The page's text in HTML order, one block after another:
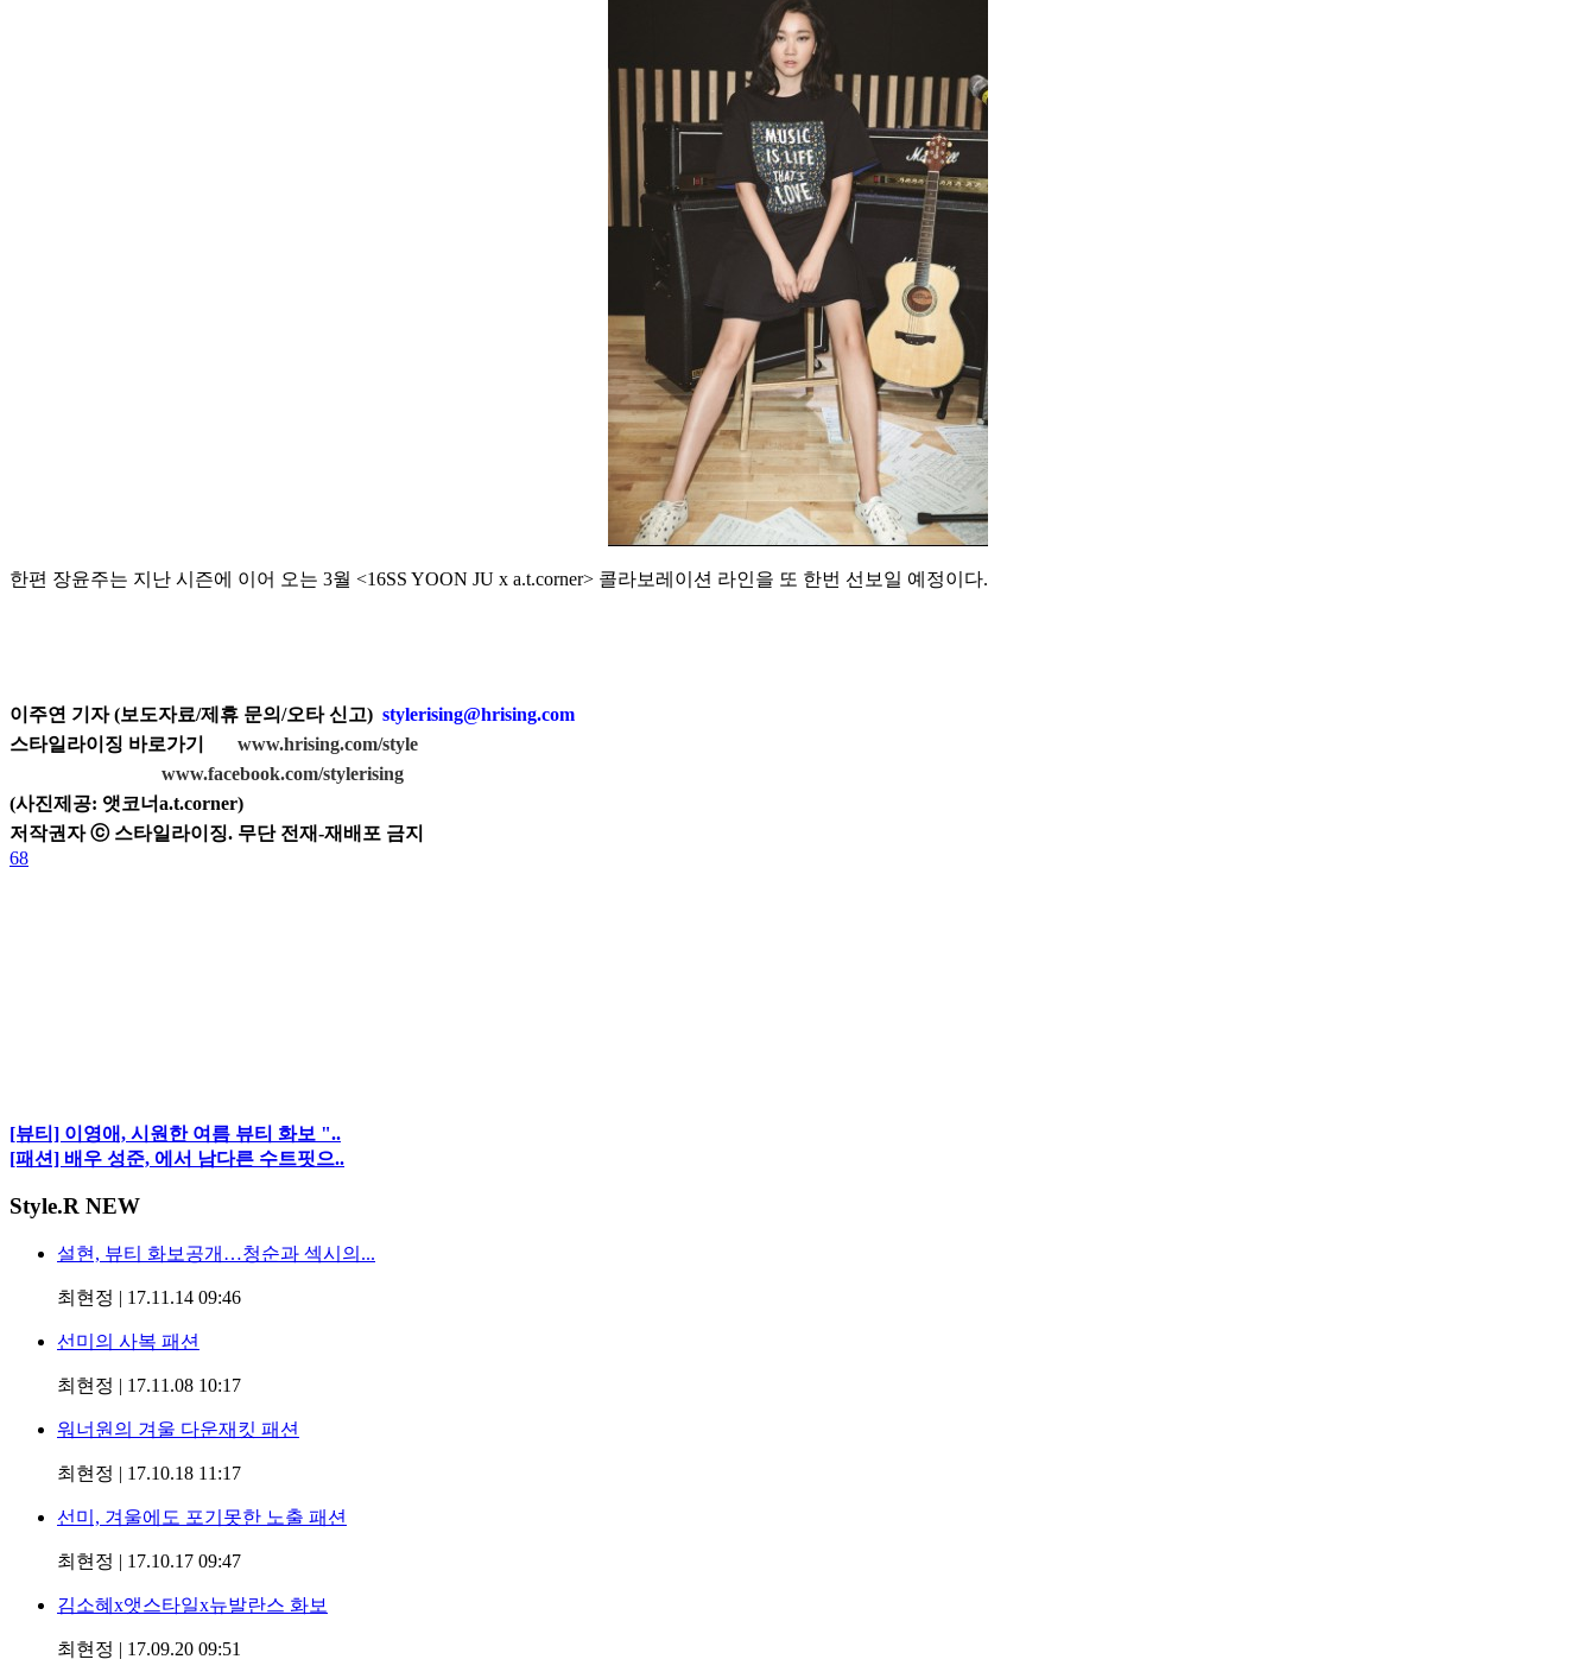
한편 장윤주는 지난 시즌에 이어 오는 3월 <16SS YOON JU x a.t.corner> 콜라보레이션 라인을 또 한번 선보일 예정이다.
이주연 기자 (보도자료/제휴 문의/오타 신고) stylerising@hrising.com
스타일라이징 바로가기
www.hrising.com/style
www.facebook.com/stylerising
(사진제공: 앳코너a.t.corner)
저작권자 ⓒ 스타일라이징. 무단 전재-재배포 금지
68
[뷰티] 이영애, 시원한 여름 뷰티 화보 "..
[패션] 배우 성준, 에서 남다른 수트핏으..
Style.R NEW
설현, 뷰티 화보공개…청순과 섹시의...
최현정 | 17.11.14 09:46
선미의 사복 패션
최현정 | 17.11.08 10:17
워너원의 겨울 다운재킷 패션
최현정 | 17.10.18 11:17
선미, 겨울에도 포기못한 노출 패션
최현정 | 17.10.17 09:47
김소혜x앳스타일x뉴발란스 화보
최현정 | 17.09.20 09:51